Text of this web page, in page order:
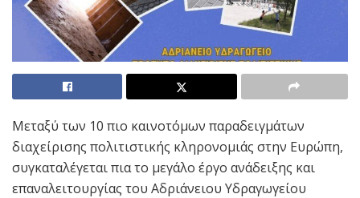
Μεταξύ των 10 πιο καινοτόμων παραδειγμάτων
διαχείρισης πολιτιστικής κληρονομιάς στην Ευρώπη,
συγκαταλέγεται πια το μεγάλο έργο ανάδειξης και
επαναλειτουργίας του Αδριάνειου Υδραγωγείου